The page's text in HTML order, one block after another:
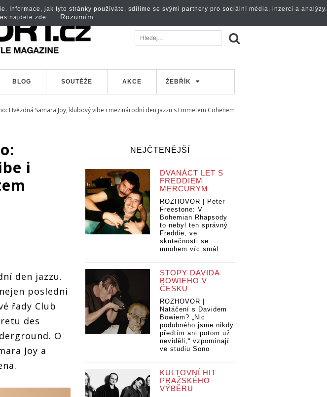
BLOG SOUTĚŽE AKCE ŽEBŘÍK
Hvězdná Samara Joy, klubový vibe i mezinárodní den jazzu s Emmetem Cohenem
i
den jazzu.
poslední
řady Club
des
O
Joy a
NEJČTENĚJŠÍ
DVANÁCT LET S
FREDDIEM
MERCURYM
ROZHOVOR | Peter
Freestone: V
Bohemian Rhapsody
to nebyl ten správný
Freddie, ve
skutečnosti se
mnohem víc smál
STOPY DAVIDA
BOWIEHO V
ČESKU
ROZHOVOR |
Natáčení s Davidem
Bowiem? „Nic
podobného jsme nikdy
předtím ani potom už
neviděli,“ vzpomínají
ve studiu Sono
KULTOVNÍ HIT
PRAŽSKÉHO
VÝBĚRU
Informace, jak tyto stránky používáte, sdílíme se svými partnery pro sociální média, inzerci a analýzy.
najdete zde. Rozumím